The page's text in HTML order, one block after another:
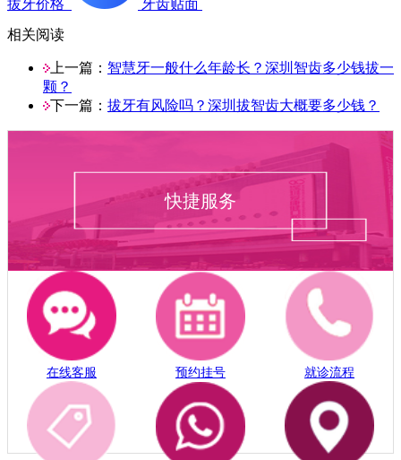
拔牙价格
牙齿贴面
相关阅读
上一篇： 智慧牙一般什么年龄长？深圳智齿多少钱拔一
颗？
下一篇： 拔牙有风险吗？深圳拔智齿大概要多少钱？
快捷服务
在线客服 预约挂号 就诊流程